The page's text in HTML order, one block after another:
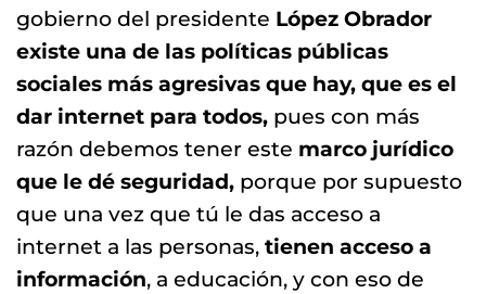
gobierno del presidente López Obrador
existe una de las políticas públicas
sociales más agresivas que hay, que es el
dar internet para todos, pues con más
razón debemos tener este marco jurídico
que le dé seguridad, porque por supuesto
que una vez que tú le das acceso a
internet a las personas, tienen acceso a
información, a educación, y con eso de